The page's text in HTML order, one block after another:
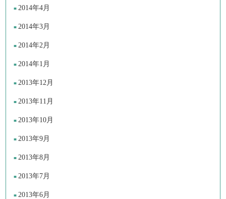
2014年4月
2014年3月
2014年2月
2014年1月
2013年12月
2013年11月
2013年10月
2013年9月
2013年8月
2013年7月
2013年6月